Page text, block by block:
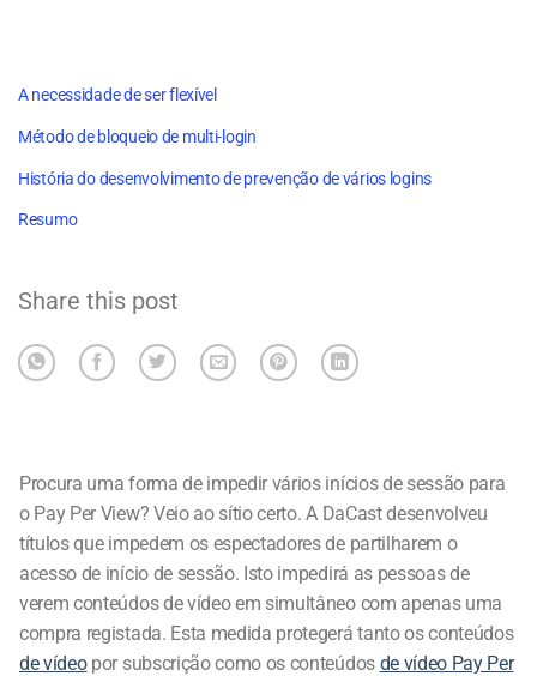
A necessidade de ser flexível
Método de bloqueio de multi-login
História do desenvolvimento de prevenção de vários logins
Resumo
Share this post
Procura uma forma de impedir vários inícios de sessão para
o Pay Per View? Veio ao sítio certo. A DaCast desenvolveu
títulos que impedem os espectadores de partilharem o
acesso de início de sessão. Isto impedirá as pessoas de
verem conteúdos de vídeo em simultâneo com apenas uma
compra registada. Esta medida protegerá tanto os conteúdos
de vídeo por subscrição como os conteúdosde vídeo Pay